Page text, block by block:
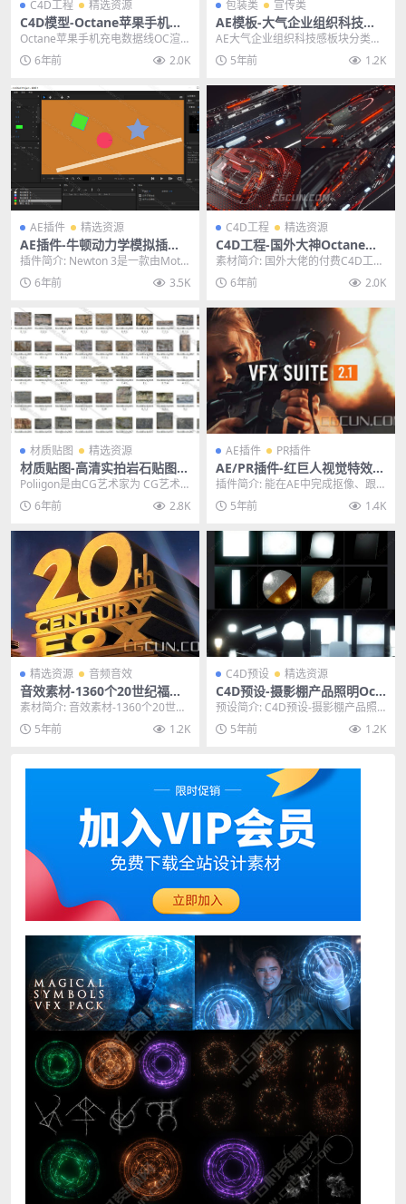
C4D工程 精选资源
C4D模型-Octane苹果手机充
电数据线OC渲染器工程模型
含材质贴图
Octane苹果手机充电数据线OC渲
染器工程模型 含材质贴图 其他推
荐: C4D...
6年前 2.0K
包装类 宣传类
AE模板-大气企业组织科技感
板块分类展示模板
AE大气企业组织科技感板块分类展
示模板 其他推荐: AE模板-科技感互
联网信息网...
5年前 1.2K
AE插件 精选资源
AE插件-牛顿动力学模拟插件N
ewton 3.0.69 Win中文汉化
版
插件简介: Newton 3是一款由Motio
n Boutique开发的AE牛顿...
6年前 3.5K
C4D工程 精选资源
C4D工程-国外大神Octane科
幻包装工程文件分享
素材简介: 国外大佬的付费C4D工程
文件，国内几乎找不到的工程文
件，也是价值25...
6年前 2.0K
材质贴图 精选资源
材质贴图-高清实拍岩石贴图
高清贴图 3K 4K 6K 8K C4D/
MAYA/3DS MAX贴图材质
Poliigon是由CG艺术家为 CG艺术
家建造的纹理库。它具有您在其他
任何地方...
6年前 2.8K
AE插件 PR插件
AE/PR插件-红巨人视觉特效合
成插件 VFX Suite v2.1.0 Wi
n/Mac
插件简介: 能在AE中完成抠像、跟
踪、清理和视觉作用组成。现在还
包含Bang，一...
5年前 1.4K
精选资源 音频音效
音效素材-1360个20世纪福克
斯好莱坞电影公司常用音效
素材简介: 音效素材-1360个20世纪
福克斯好莱坞电影公司常用音效,13
60个...
5年前 1.2K
C4D预设 精选资源
C4D预设-摄影棚产品照明Oct
ane灯光预设V1.2
预设简介: C4D预设-摄影棚产品照
明Octane灯光预设V1.2，Cinema...
5年前 1.2K